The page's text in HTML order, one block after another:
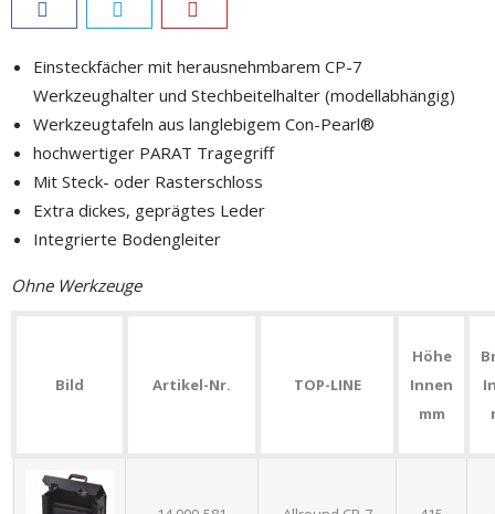
Einsteckfächer mit herausnehmbarem CP-7
Werkzeughalter und Stechbeitelhalter (modellabhängig)
Werkzeugtafeln aus langlebigem Con-Pearl®
hochwertiger PARAT Tragegriff
Mit Steck- oder Rasterschloss
Extra dickes, geprägtes Leder
Integrierte Bodengleiter
Ohne Werkzeuge
Bild Artikel-Nr. TOP-LINE
Höhe
Innen
mm